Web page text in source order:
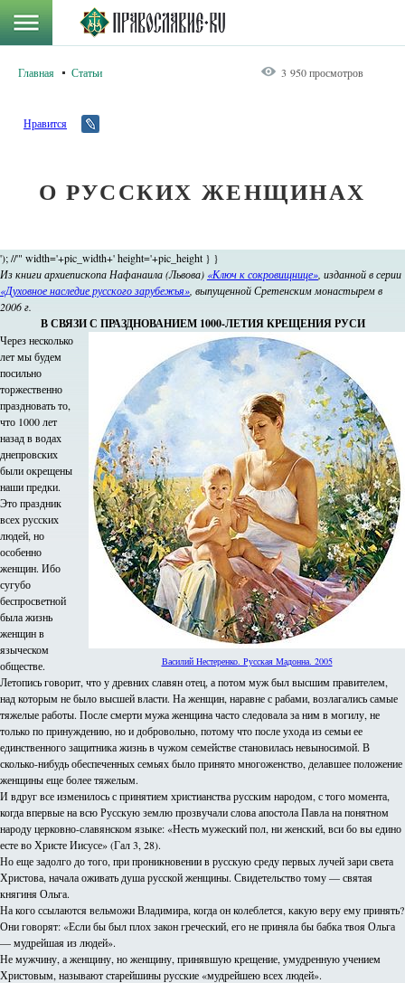
Главная Статьи 3 950 просмотров
Нравится
О РУССКИХ ЖЕНЩИНАХ
'); //'" width='+pic_width+' height='+pic_height } }
Из книги архиепископа Нафанаила (Львова) «Ключ к сокровищнице» , изданной в серии
«Духовное наследие русского зарубежья» , выпущенной Сретенским монастырем в
2006 г.
В СВЯЗИ С ПРАЗДНОВАНИЕМ 1000-ЛЕТИЯ КРЕЩЕНИЯ РУСИ
Василий Нестеренко. Русская Мадонна. 2005
Через несколько
лет мы будем
посильно
торжественно
праздновать то,
что 1000 лет
назад в водах
днепровских
были окрещены
наши предки.
Это праздник
всех русских
людей, но
особенно
женщин. Ибо
сугубо
беспросветной
была жизнь
женщин в
языческом
обществе.
Летопись говорит, что у древних славян отец, а потом муж был высшим правителем,
над которым не было высшей власти. На женщин, наравне с рабами, возлагались самые
тяжелые работы. После смерти мужа женщина часто следовала за ним в могилу, не
только по принуждению, но и добровольно, потому что после ухода из семьи ее
единственного защитника жизнь в чужом семействе становилась невыносимой. В
сколько-нибудь обеспеченных семьях было принято многоженство, делавшее положение
женщины еще более тяжелым.
И вдруг все изменилось с принятием христианства русским народом, с того момента,
когда впервые на всю Русскую землю прозвучали слова апостола Павла на понятном
народу церковно-славянском языке: «Несть мужеский пол, ни женский, вси бо вы едино
есте во Христе Иисусе» (Гал 3, 28).
Но еще задолго до того, при проникновении в русскую среду первых лучей зари света
Христова, начала оживать душа русской женщины. Свидетельство тому — святая
княгиня Ольга.
На кого ссылаются вельможи Владимира, когда он колеблется, какую веру ему принять?
Они говорят: «Если бы был плох закон греческий, его не приняла бы бабка твоя Ольга
— мудрейшая из людей».
Не мужчину, а женщину, но женщину, принявшую крещение, умудренную учением
Христовым, называют старейшины русские «мудрейшею всех людей».